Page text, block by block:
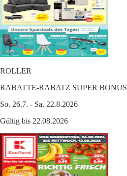
ROLLER
RABATTE-RABATZ SUPER BONUS
So. 26.7. - Sa. 22.8.2026
Gültig bis 22.08.2026